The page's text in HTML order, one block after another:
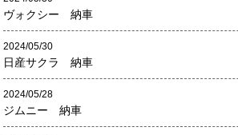
ヴォクシー 納車
2024/05/30
日産サクラ 納車
2024/05/28
ジムニー 納車